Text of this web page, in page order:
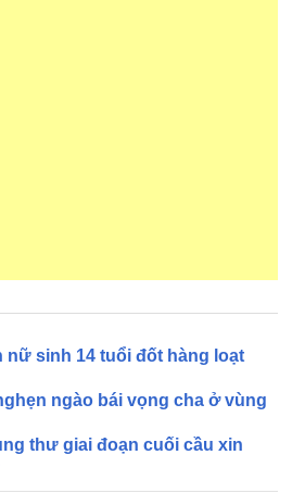
nữ sinh 14 tuổi đốt hàng loạt
ngào bái vọng cha ở vùng
thư giai đoạn cuối cầu xin